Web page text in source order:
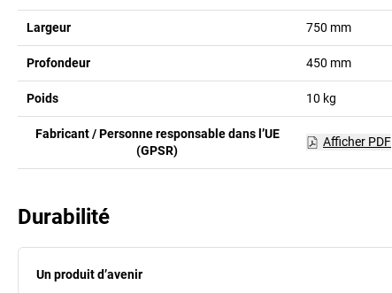
Largeur 750 mm
Profondeur 450 mm
Poids 10 kg
Fabricant / Personne responsable dans l’UE
(GPSR)
Afficher PDF
Durabilité
Un produit d’avenir